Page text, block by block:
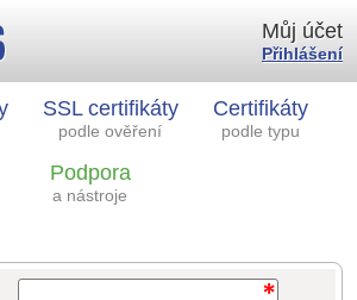
SSL certifikáty
podle ověření
Certifikáty
podle typu
Podpora
a nástroje
Můj účet
Přihlášení